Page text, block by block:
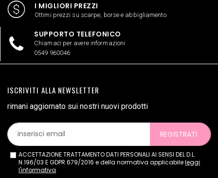
I MIGLIORI PREZZI
Ottimi prezzi su scarpe, borse e abbigliamento
SUPPORTO TELEFONICO
Chiamaci per avere informazioni
0549 960046
ISCRIVITI ALLA NEWSLETTER
rimani aggiornato sui nostri nuovi prodotti
REGISTRATI
ACCETTAZIONE TRATTAMENTO DATI PERSONALI AI SENSI DEL D.L.
N.196/03 E GDPR 679/2016 e della normativa applicabileleggi
l'informativa